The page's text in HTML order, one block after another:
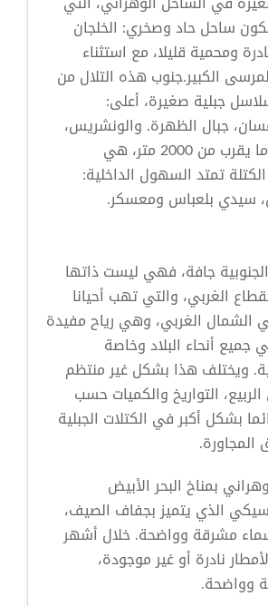
ساحل حاد وصخري: الخلجان
ومحمية قليلا، مع استثناء
الكبير.جنوب هذه التلال من
جبلية صغيرة، أعلى:
جبال الظهرة. والونشريس،
التي تصل إلى ما يقرب من 2000 متر، هي
تمتد السهول الداخلية:
سيدي بلعباس ومعسكر.
جافة، فهي ليست ذاتها
الغربي، والتي تهب أحيانا
الشمال الغربي، وهي رياح مفيدة
جميع أنحاء البلاد وخاصة
ويختلف هذا بشكل غير منتظم
التواريخ والكميات حسب
بشكل أكبر في الكتلات الجبلية
المجاورة.
بمناخ البحر الأبيض
الذي يتميز بجفاف الصيف،
مشرقة وواضحة. خلال أشهر
نادرة أو غير موجودة،
وواضحة.